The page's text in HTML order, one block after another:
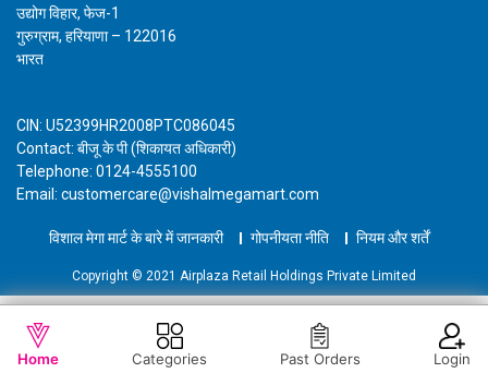
WISHLIST
उद्योग विहार, फेज-1
गुरुग्राम, हरियाणा – 122016
भारत
CIN: U52399HR2008PTC086045
Contact: बीजू के पी (शिकायत अधिकारी)
Telephone: 0124-4555100
Email: customercare@vishalmegamart.com
विशाल मेगा मार्ट के बारे में जानकारी गोपनीयता नीति नियम और शर्तें
Copyright © 2021 Airplaza Retail Holdings Private Limited
Home Categories Past Orders Login